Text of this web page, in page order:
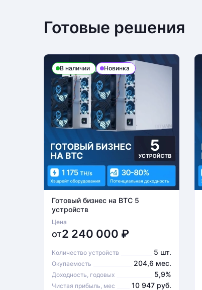
Готовые решения
В наличии Новинка
Готовый бизнес на BTC 5
устройств
Цена
от2 240 000 ₽
Количество устройств 5 шт.
Окупаемость 204,6 мес.
Доходность, годовых 5,9%
Чистая прибыль, мес 10 947 руб.